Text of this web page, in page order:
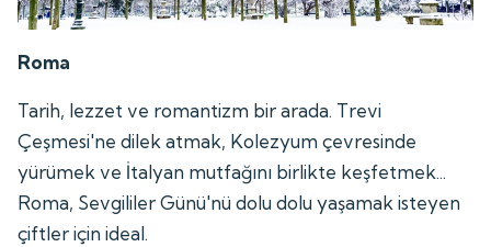
Roma
Tarih, lezzet ve romantizm bir arada. Trevi
Çeşmesi'ne dilek atmak, Kolezyum çevresinde
yürümek ve İtalyan mutfağını birlikte keşfetmek...
Roma, Sevgililer Günü'nü dolu dolu yaşamak isteyen
çiftler için ideal.